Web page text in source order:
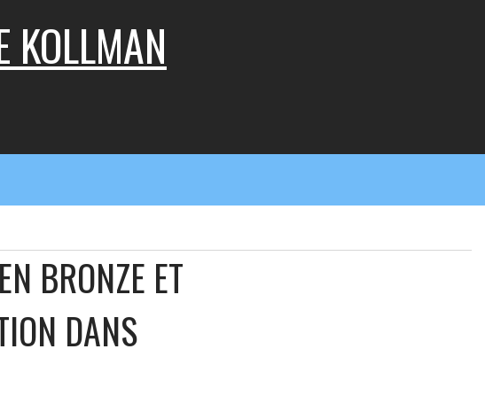
KOLLMAN
BRONZE ET
DANS